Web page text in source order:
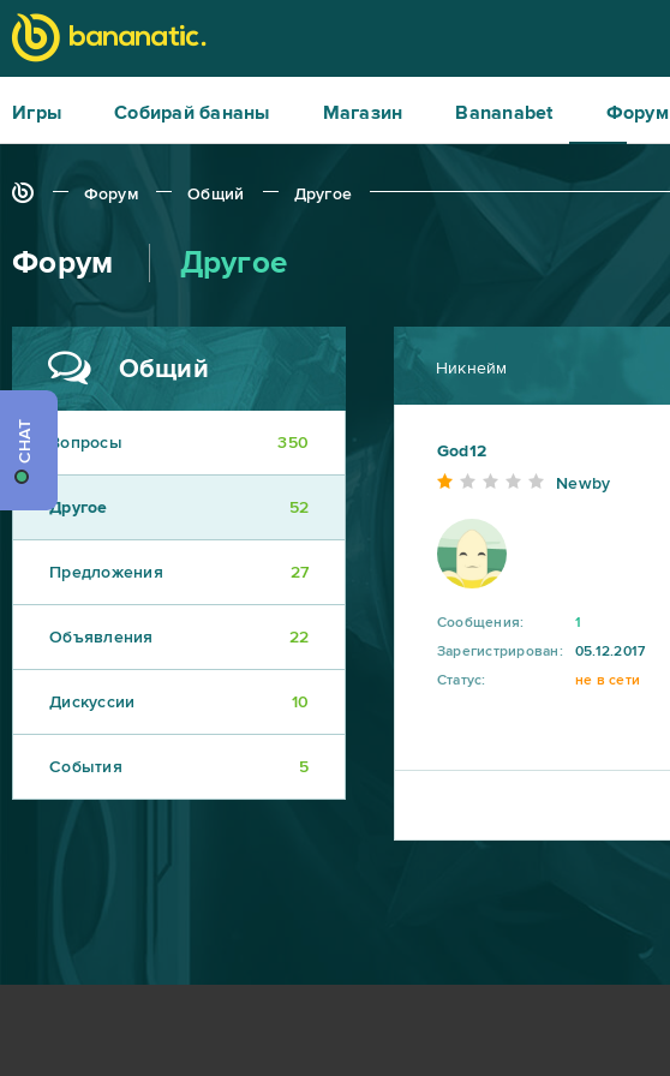
Игры Собирай бананы Магазин Bananabet Форум
Форум Общий Другое
Форум Другое
Никнейм
God12
Newby
Сообщения:
1
Зарегистрирован:
05.12.2017
Статус:
не в сети
Общий
Вопросы 350
Другое 52
Предложения 27
Объявления 22
Дискуссии 10
События 5
CHAT